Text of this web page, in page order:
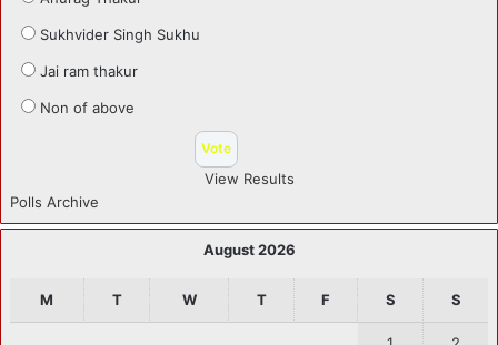
Sukhvider Singh Sukhu
Jai ram thakur
Non of above
View Results
Polls Archive
August 2026
M T W T F S S